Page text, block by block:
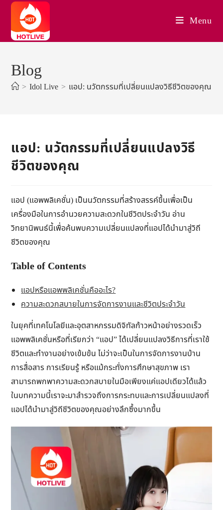
Skip
content
Menu
Blog
> Idol Live > แอป: นวัตกรรมที่เปลี่ยนแปลงวิธีชีวิตของคุณ
แอป: นวัตกรรมที่เปลี่ยนแปลงวิธี
ชีวิตของคุณ
แอป (แอพพลิเคชั่น) เป็นนวัตกรรมที่สร้างสรรค์ขึ้นเพื่อเป็น
เครื่องมือในการอำนวยความสะดวกในชีวิตประจำวัน อ่าน
วิทยานิพนธ์นี้เพื่อค้นพบความเปลี่ยนแปลงที่แอปได้นำมาสู่วิถี
ชีวิตของคุณ
Table of Contents
แอปหรือแอพพลิเคชั่นคืออะไร?
ความสะดวกสบายในการจัดการงานและชีวิตประจำวัน
ในยุคที่เทคโนโลยีและอุตสาหกรรมดิจิทัลก้าวหน้าอย่างรวดเร็ว
แอพพลิเคชั่นหรือที่เรียกว่า “แอป” ได้เปลี่ยนแปลงวิธีการที่เราใช้
ชีวิตและทำงานอย่างเข้มข้น ไม่ว่าจะเป็นในการจัดการงานบ้าน
การสื่อสาร การเรียนรู้ หรือแม้กระทั่งการศึกษาสุขภาพ เรา
สามารถพกพาความสะดวกสบายในมือเพียงแค่แอปเดียวได้แล้ว
ในบทความนี้เราจะมาสำรวจถึงการกระทบและการเปลี่ยนแปลงที่
แอปได้นำมาสู่วิถีชีวิตของคุณอย่างลึกซึ้งมากขึ้น